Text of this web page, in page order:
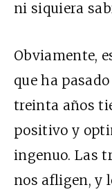
ni siquiera
Obviamente,
que ha
treinta años
positivo y
ingenuo. Las
nos afligen, y